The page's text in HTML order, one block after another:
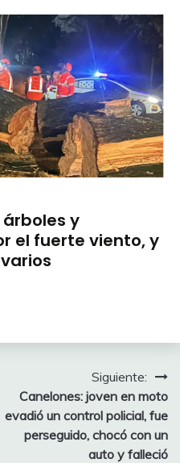
y
el fuerte viento, y
Siguiente:
Canelones: joven en moto
evadió un control policial, fue
perseguido, chocó con un
auto y falleció